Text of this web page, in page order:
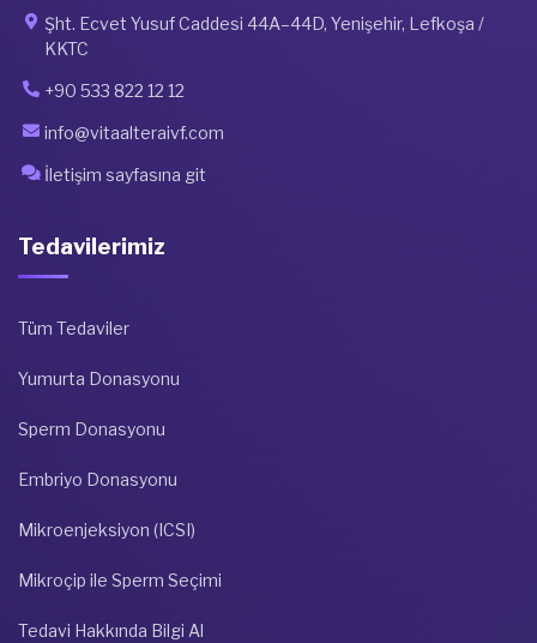
Şht. Ecvet Yusuf Caddesi 44A–44D, Yenişehir, Lefkoşa /
KKTC
+90 533 822 12 12
info@vitaalteraivf.com
İletişim sayfasına git
Tedavilerimiz
Tüm Tedaviler
Yumurta Donasyonu
Sperm Donasyonu
Embriyo Donasyonu
Mikroenjeksiyon (ICSI)
Mikroçip ile Sperm Seçimi
Tedavi Hakkında Bilgi Al